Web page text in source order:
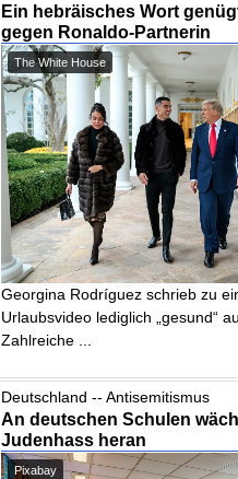
Ein hebräisches Wort
gegen Ronaldo-Partnerin
The White House
Georgina Rodríguez schrieb zu
Urlaubsvideo lediglich „gesund“
Zahlreiche ...
Deutschland -- Antisemitismus
An deutschen Schulen
Judenhass heran
Pixabay